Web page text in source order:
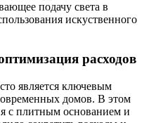
подачу света в
искуственного
расходов
является ключевым
домов. В этом
с плитным основанием и